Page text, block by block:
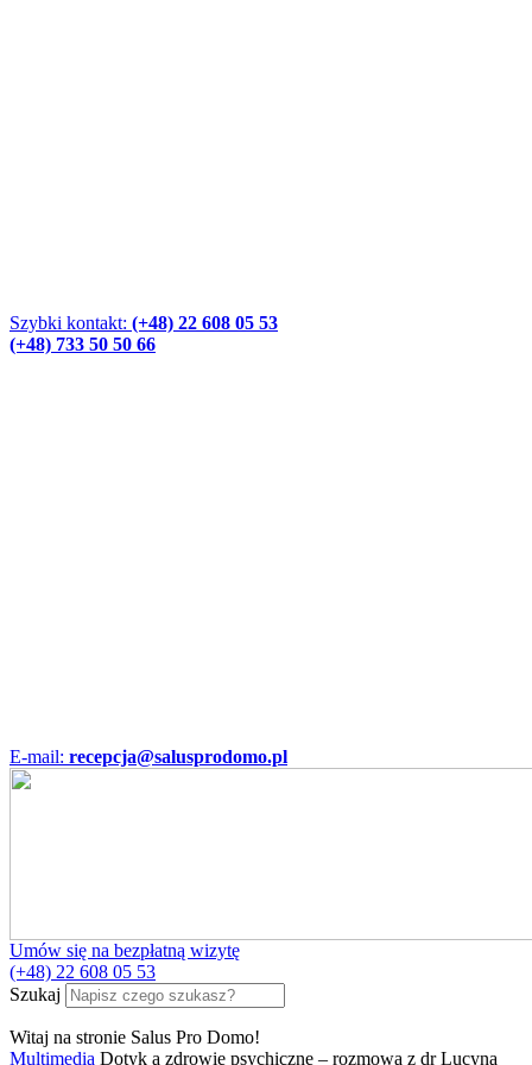
Szybki kontakt: (+48) 22 608 05 53
(+48) 733 50 50 66
E-mail: recepcja@salusprodomo.pl
Umów się na bezpłatną wizytę
(+48) 22 608 05 53
Szukaj
Witaj na stronie Salus Pro Domo!
Multimedia Dotyk a zdrowie psychiczne – rozmowa z dr Lucyną